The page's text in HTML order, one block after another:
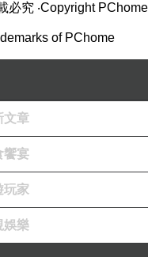
必究 ‧Copyright PChome
of PChome
文章
饗宴
玩家
娛樂